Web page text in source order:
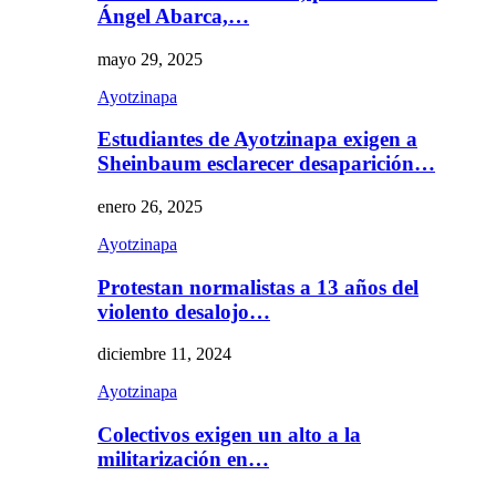
Ángel Abarca,…
mayo 29, 2025
Ayotzinapa
Estudiantes de Ayotzinapa exigen a
Sheinbaum esclarecer desaparición…
enero 26, 2025
Ayotzinapa
Protestan normalistas a 13 años del
violento desalojo…
diciembre 11, 2024
Ayotzinapa
Colectivos exigen un alto a la
militarización en…